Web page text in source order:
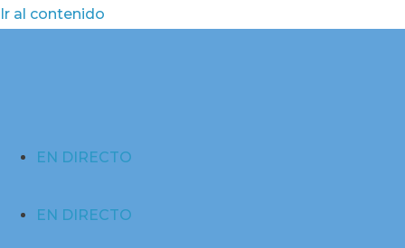
Ir al contenido
EN DIRECTO
EN DIRECTO